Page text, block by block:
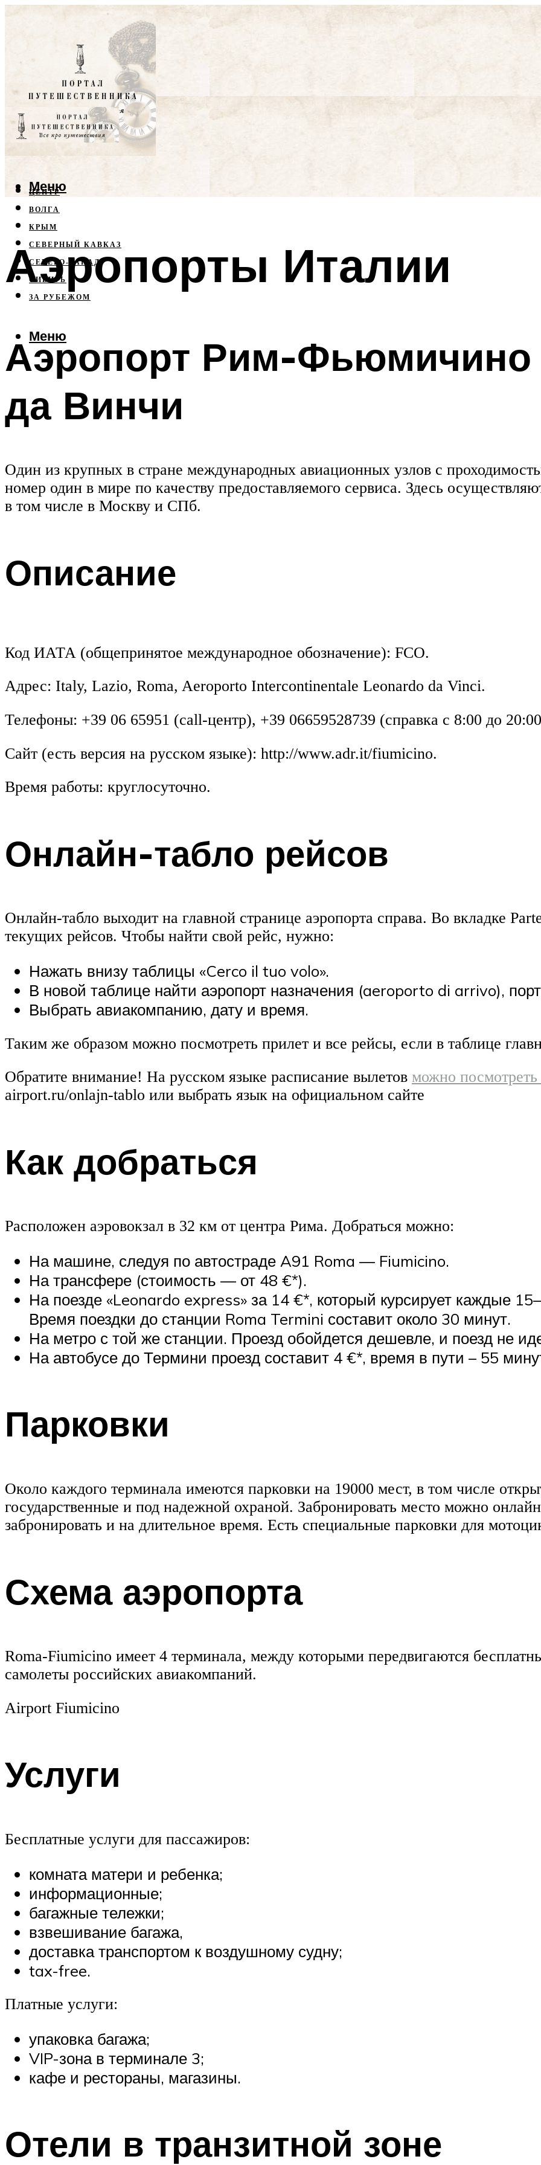
ЦЕНТР
ВОЛГА
КРЫМ
СЕВЕРНЫЙ КАВКАЗ
СЕВЕРО-ЗАПАД
СИБИРЬ
ЗА РУБЕЖОМ
Меню
Меню
Аэропорты Италии
Аэропорт Рим-Фьюмичино
да Винчи
Один из крупных в стране международных авиационных узлов с
номер один в мире по качеству предоставляемого сервиса. Здесь
в том числе в Москву и СПб.
Описание
Код ИАТА (общепринятое международное обозначение): FCO.
Адрес: Italy, Lazio, Roma, Aeroporto Intercontinentale Leonardo da Vinci.
Телефоны: +39 06 65951 (call-центр), +39 06659528739 (справка с 8:00 до
Сайт (есть версия на русском языке): http://www.adr.it/fiumicino.
Время работы: круглосуточно.
Онлайн-табло рейсов
Онлайн-табло выходит на главной странице аэропорта справа. Во вкладке
текущих рейсов. Чтобы найти свой рейс, нужно:
Нажать внизу таблицы «Cerco il tuo volo».
В новой таблице найти аэропорт назначения (aeroporto di arrivo),
Выбрать авиакомпанию, дату и время.
Таким же образом можно посмотреть прилет и все рейсы, если в таблице
Обратите внимание! На русском языке расписание вылетов можно
airport.ru/onlajn-tablo или выбрать язык на официальном сайте
Как добраться
Расположен аэровокзал в 32 км от центра Рима. Добраться можно:
На машине, следуя по автостраде A91 Roma — Fiumicino.
На трансфере (стоимость — от 48 €*).
На поезде «Leonardo express» за 14 €*, который курсирует каждые
Время поездки до станции Roma Termini составит около 30 минут.
На метро с той же станции. Проезд обойдется дешевле, и поезд не
На автобусе до Термини проезд составит 4 €*, время в пути – 55
Парковки
Около каждого терминала имеются парковки на 19000 мест, в том числе
государственные и под надежной охраной. Забронировать место можно
забронировать и на длительное время. Есть специальные парковки для
Схема аэропорта
Roma-Fiumicino имеет 4 терминала, между которыми передвигаются
самолеты российских авиакомпаний.
Airport Fiumicino
Услуги
Бесплатные услуги для пассажиров:
комната матери и ребенка;
информационные;
багажные тележки;
взвешивание багажа,
доставка транспортом к воздушному судну;
tax-free.
Платные услуги:
упаковка багажа;
VIP-зона в терминале 3;
кафе и рестораны, магазины.
Отели в транзитной зоне